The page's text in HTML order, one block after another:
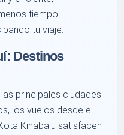
tiempo
tu viaje.
Destinos
principales ciudades
los vuelos desde el
Kinabalu satisfacen